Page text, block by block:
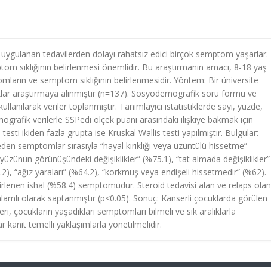
uygulanan tedavilerden dolayı rahatsız edici birçok semptom yaşarlar.
sıklığının belirlenmesi önemlidir. Bu araştırmanın amacı, 8-18 yaş
ve semptom sıklığının belirlenmesidir. Yöntem: Bir üniversite
araştırmaya alınmıştır (n=137). Sosyodemografik soru formu ve
veriler toplanmıştır. Tanımlayıcı istatistiklerde sayı, yüzde,
verilerle SSPedi ölçek puanı arasındaki ilişkiye bakmak için
ikiden fazla grupta ise Kruskal Wallis testi yapılmıştır. Bulgular:
semptomlar sırasıyla “hayal kırıklığı veya üzüntülü hissetme”
görünüşündeki değişiklikler” (%75.1), “tat almada değişiklikler”
“ağız yaraları” (%64.2), “korkmuş veya endişeli hissetmedir” (%62).
ishal (%58.4) semptomudur. Steroid tedavisi alan ve relaps olan
olarak saptanmıştır (p<0.05). Sonuç: Kanserli çocuklarda görülen
çocukların yaşadıkları semptomları bilmeli ve sık aralıklarla
kanıt temelli yaklaşımlarla yönetilmelidir.